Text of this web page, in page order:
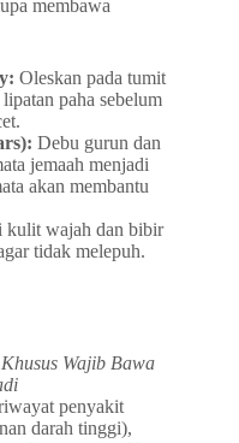
membawa
Oleskan pada tumit
paha sebelum
Debu gurun dan
jemaah menjadi
akan membantu
kulit wajah dan bibir
tidak melepuh.
Wajib Bawa
penyakit
darah tinggi),